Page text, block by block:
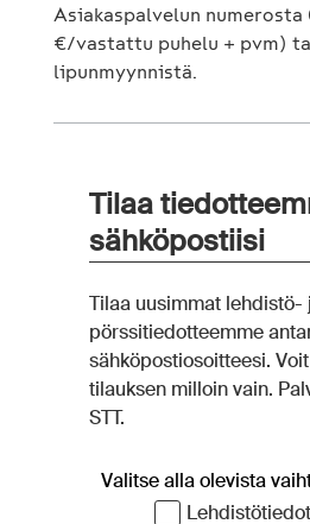
Asiakaspalvelun numerosta
€/vastattu puhelu + pvm)
lipunmyynnistä.